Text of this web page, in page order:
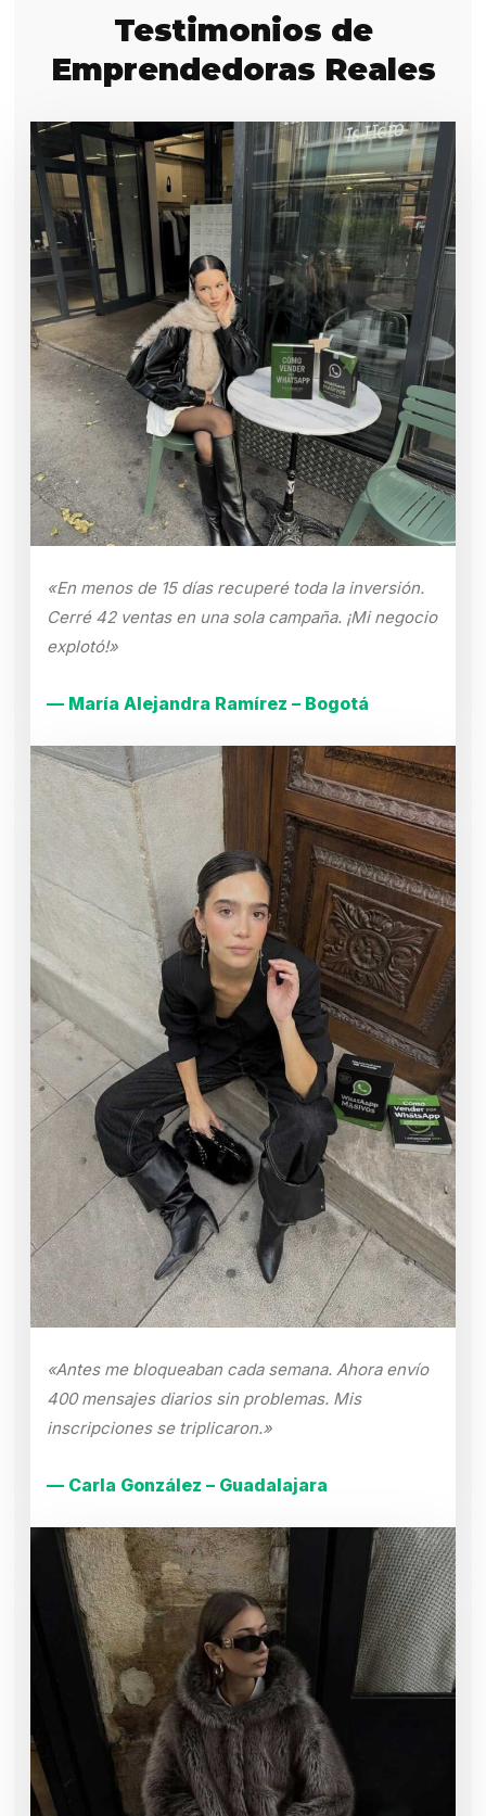
Testimonios de
Emprendedoras Reales
«En menos de 15 días recuperé toda la inversión.
Cerré 42 ventas en una sola campaña. ¡Mi negocio
explotó!»
— María Alejandra Ramírez – Bogotá
«Antes me bloqueaban cada semana. Ahora envío
400 mensajes diarios sin problemas. Mis
inscripciones se triplicaron.»
— Carla González – Guadalajara